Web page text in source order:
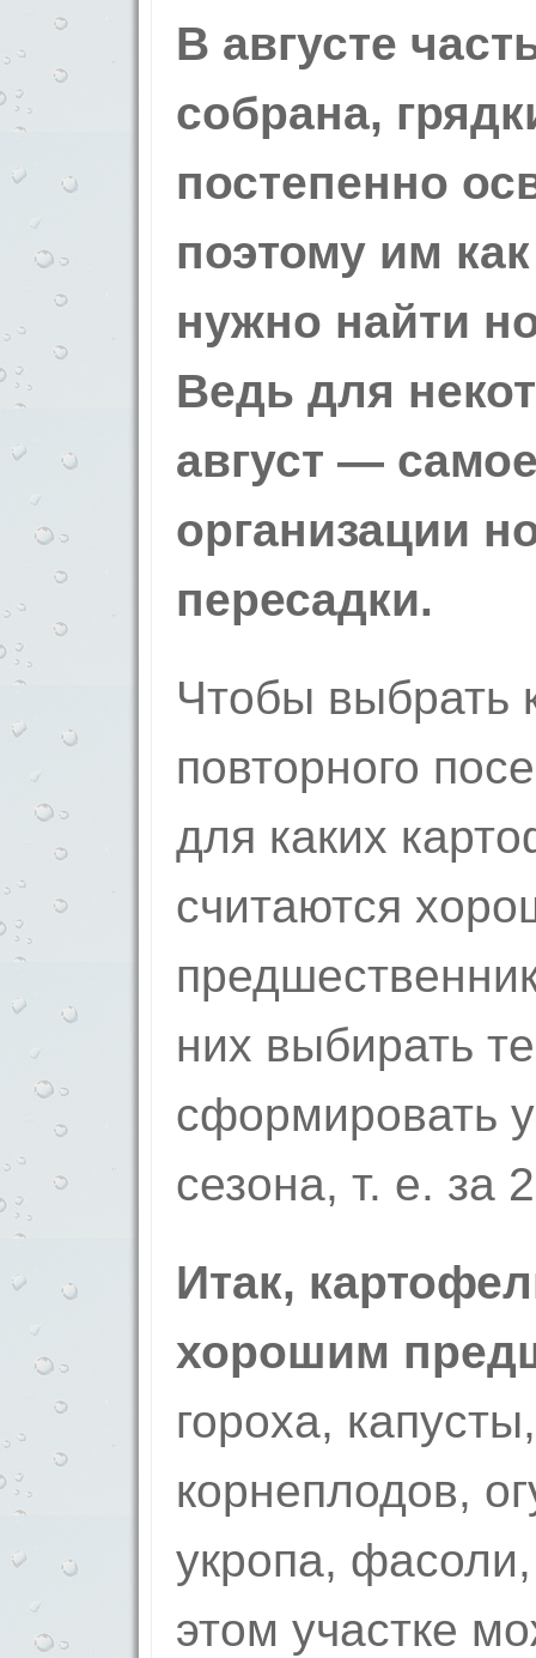
В августе
собрана,
постепенно
поэтому им
нужно найти
Ведь для
август —
организации
пересадки.
Чтобы выбрать
повторного
для каких
считаются
них выбирать
сформировать
сезона, т. е. за
Итак,
хорошим
гороха,
корнеплодов,
укропа,
этом участке